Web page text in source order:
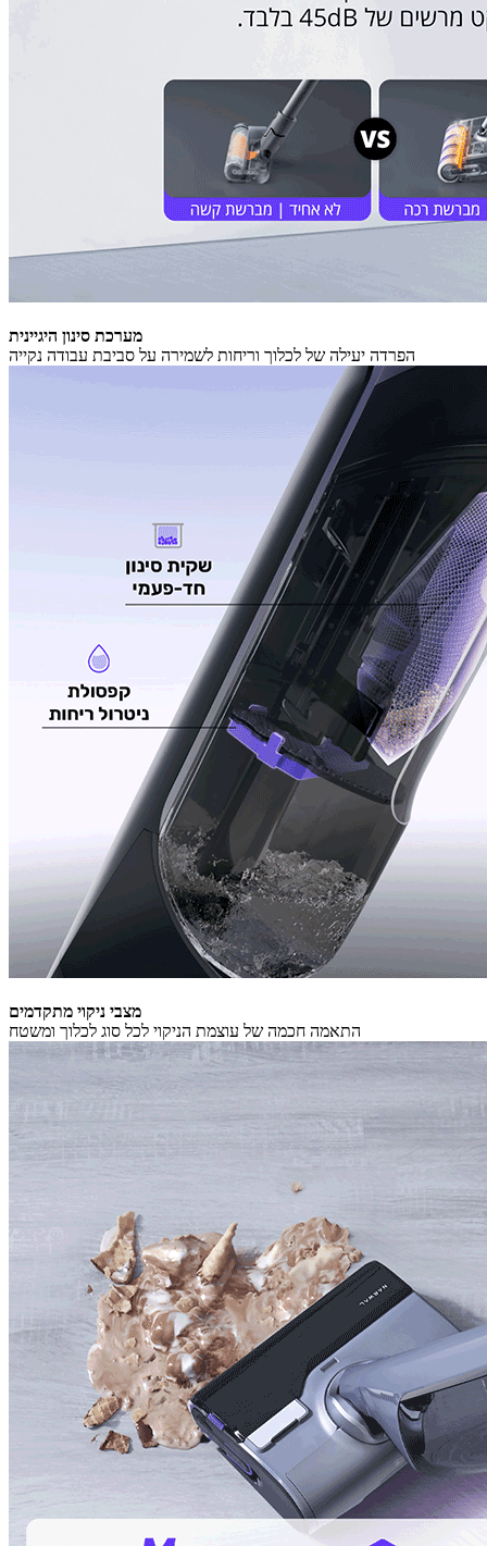
מערכת סינון היגיינית
הפרדה יעילה של לכלוך וריחות לשמירה על סביבת עבודה נקייה
מצבי ניקוי מתקדמים
התאמה חכמה של עוצמת הניקוי לכל סוג לכלוך ומשטח